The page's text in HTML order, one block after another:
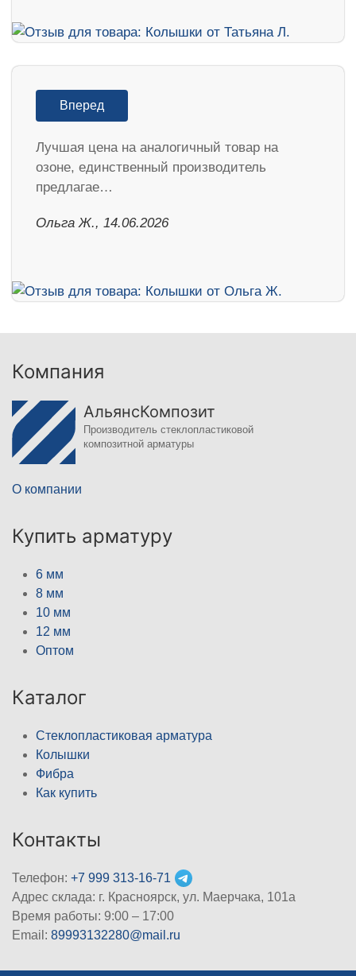
Вперед
Лучшая цена на аналогичный товар на
озоне, единственный производитель
предлагае…
Ольга Ж., 14.06.2026
Компания
АльянсКомпозит
Производитель стеклопластиковой
композитной арматуры
О компании
Купить арматуру
6 мм
8 мм
10 мм
12 мм
Оптом
Каталог
Стеклопластиковая арматура
Колышки
Фибра
Как купить
Контакты
Телефон: +7 999 313-16-71
Адрес склада: г. Красноярск, ул. Маерчака, 101а
Время работы: 9:00 – 17:00
Email: 89993132280@mail.ru